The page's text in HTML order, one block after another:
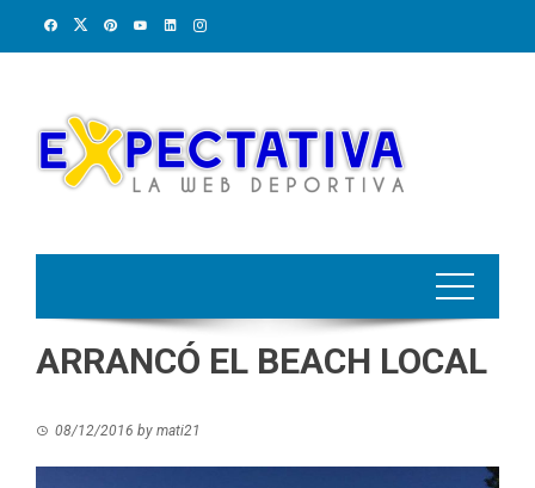
ARRANCÓ EL BEACH LOCAL
08/12/2016 by mati21